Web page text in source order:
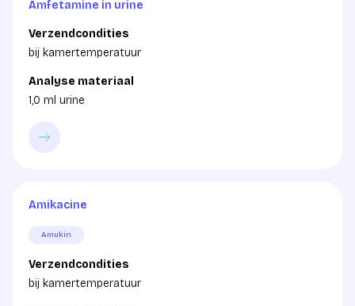
Amfetamine in urine
Verzendcondities
bij kamertemperatuur
Analyse materiaal
1,0 ml urine
Amikacine
Amukin
Verzendcondities
bij kamertemperatuur